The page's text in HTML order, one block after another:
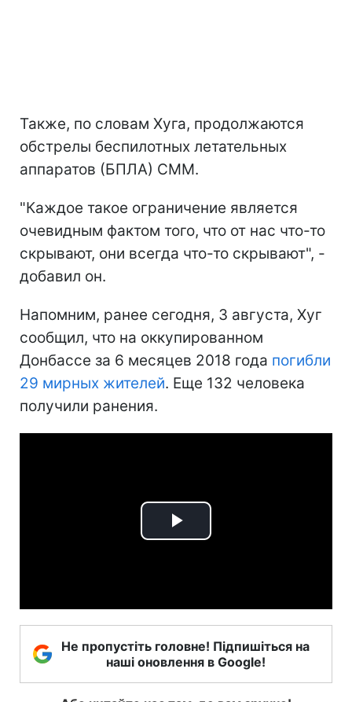
Также, по словам Хуга, продолжаются
обстрелы беспилотных летательных
аппаратов (БПЛА) СММ.
"Каждое такое ограничение является
очевидным фактом того, что от нас что-то
скрывают, они всегда что-то скрывают", -
добавил он.
Напомним, ранее сегодня, 3 августа, Хуг
сообщил, что на оккупированном
Донбассе за 6 месяцев 2018 года погибли
29 мирных жителей. Еще 132 человека
получили ранения.
Play
Не пропустіть головне! Підпишіться на
наші оновлення в Google!